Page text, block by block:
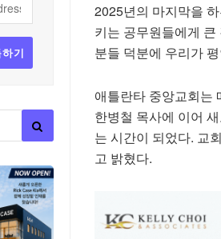
2025년의 마지막을
키는 공무원들에게
분들 덕분에 우리가
애틀란타 중앙교회는
한병철 목사에 이어
는 시간이 되었다. 교
고 밝혔다.